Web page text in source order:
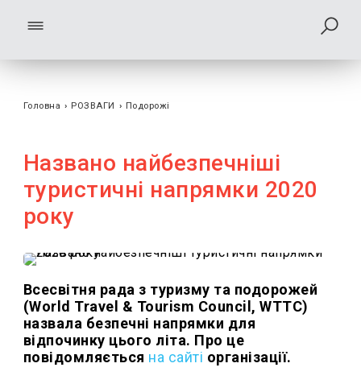
Головна › РОЗВАГИ › Подорожі
Названо найбезпечніші
туристичні напрямки 2020
року
Всесвітня рада з туризму та подорожей
(World Travel & Tourism Council, WTTC)
назвала безпечні напрямки для
відпочинку цього літа. Про це
повідомляється на сайті організації.